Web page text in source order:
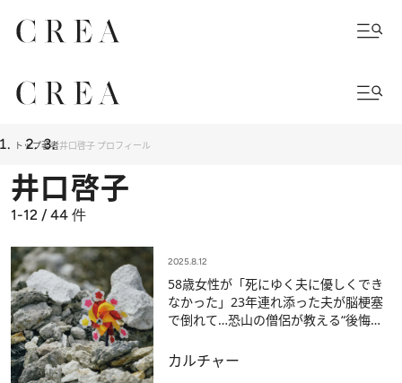
トップ著者井口啓子 プロフィール
井口啓子
1-12 / 44 件
2025.8.12
58歳女性が「死にゆく夫に優しくでき
なかった」23年連れ添った夫が脳梗塞
で倒れて…恐山の僧侶が教える“後悔と
カルチャー